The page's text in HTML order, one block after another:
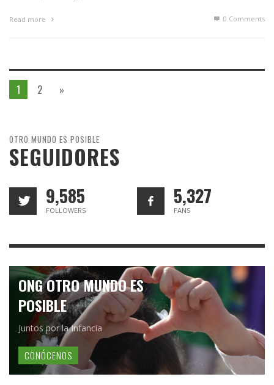
Read more 0 Comments
1 2 »
OTRO MUNDO ES POSIBLE
SEGUIDORES
9,585
FOLLOWERS
5,327
FANS
ONG OTRO MUNDO ES
POSIBLE
Juntos por la Infancia
CONÓCENOS